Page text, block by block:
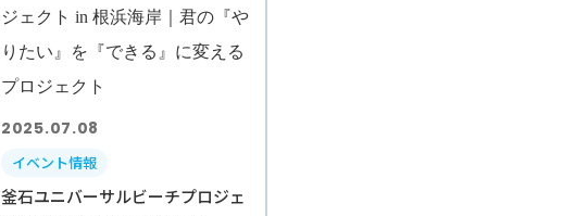
2025.07.08
イベント情報
釜石ユニバーサルビーチプロジェ